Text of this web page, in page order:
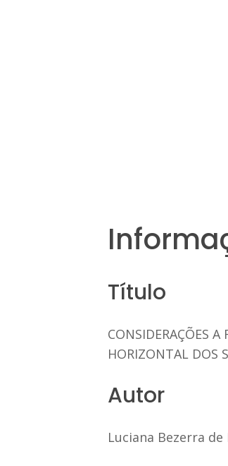
Título
CONSIDERAÇÕES
HORIZONTAL DOS
Autor
Luciana Bezerra